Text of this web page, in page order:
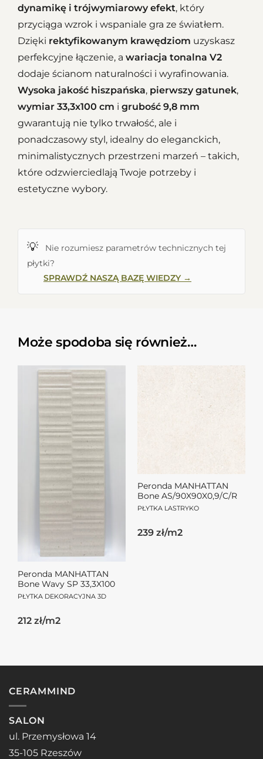
dynamikę i trójwymiarowy efekt, który
przyciąga wzrok i wspaniale gra ze światłem.
Dzięki rektyfikowanym krawędziom uzyskasz
perfekcyjne łączenie, a wariacja tonalna V2
dodaje ścianom naturalności i wyrafinowania.
Wysoka jakość hiszpańska, pierwszy gatunek,
wymiar 33,3x100 cm i grubość 9,8 mm
gwarantują nie tylko trwałość, ale i
ponadczasowy styl, idealny do eleganckich,
minimalistycznych przestrzeni marzeń – takich,
które odzwierciedlają Twoje potrzeby i
estetyczne wybory.
💡
Nie rozumiesz parametrów technicznych tej
płytki?
SPRAWDŹ NASZĄ BAZĘ WIEDZY →
Może spodoba się również…
Peronda MANHATTAN
Bone Wavy SP 33,3X100
PŁYTKA DEKORACYJNA 3D
212 zł/m2
Peronda MANHATTAN
Bone AS/90X90X0,9/C/R
PŁYTKA LASTRYKO
239 zł/m2
CERAMMIND
SALON
ul. Przemysłowa 14
35-105 Rzeszów